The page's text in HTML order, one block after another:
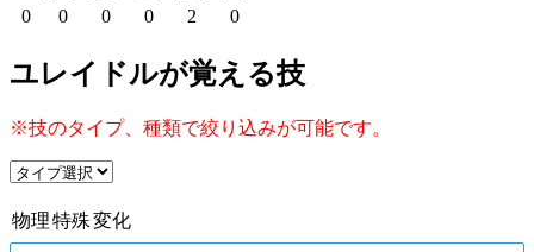
0
0 0 0 2 0
ユレイドルが覚える技
※技のタイプ、種類で絞り込みが可能です。
物理特殊変化